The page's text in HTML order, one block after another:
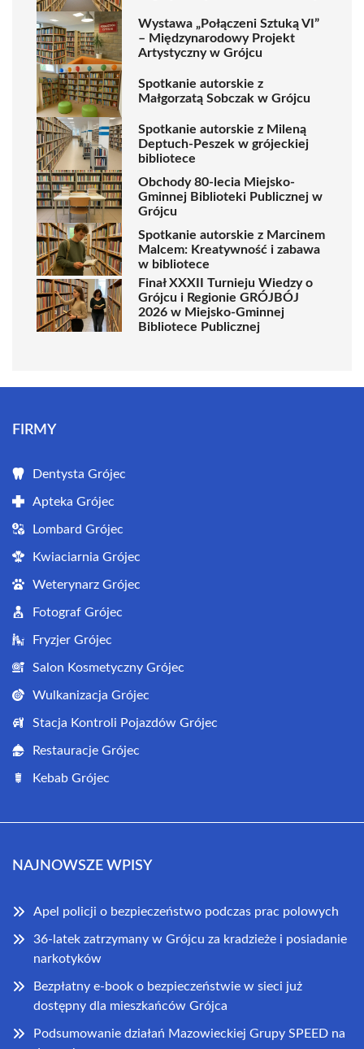
Wystawa „Połączeni Sztuką VI”
– Międzynarodowy Projekt
Artystyczny w Grójcu
Spotkanie autorskie z
Małgorzatą Sobczak w Grójcu
Spotkanie autorskie z Mileną
Deptuch-Peszek w grójeckiej
bibliotece
Obchody 80-lecia Miejsko-
Gminnej Biblioteki Publicznej w
Grójcu
Spotkanie autorskie z Marcinem
Malcem: Kreatywność i zabawa
w bibliotece
Finał XXXII Turnieju Wiedzy o
Grójcu i Regionie GRÓJBÓJ
2026 w Miejsko-Gminnej
Bibliotece Publicznej
FIRMY
Dentysta Grójec
Apteka Grójec
Lombard Grójec
Kwiaciarnia Grójec
Weterynarz Grójec
Fotograf Grójec
Fryzjer Grójec
Salon Kosmetyczny Grójec
Wulkanizacja Grójec
Stacja Kontroli Pojazdów Grójec
Restauracje Grójec
Kebab Grójec
NAJNOWSZE WPISY
Apel policji o bezpieczeństwo podczas prac polowych
36-latek zatrzymany w Grójcu za kradzieże i posiadanie
narkotyków
Bezpłatny e-book o bezpieczeństwie w sieci już
dostępny dla mieszkańców Grójca
Podsumowanie działań Mazowieckiej Grupy SPEED na